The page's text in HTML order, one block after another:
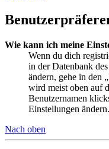
Wie kann ich meine
Wenn du dich
in der Datenbank
ändern, gehe in den
wird meist oben auf
Benutzernamen
Einstellungen ändern.
Nach oben